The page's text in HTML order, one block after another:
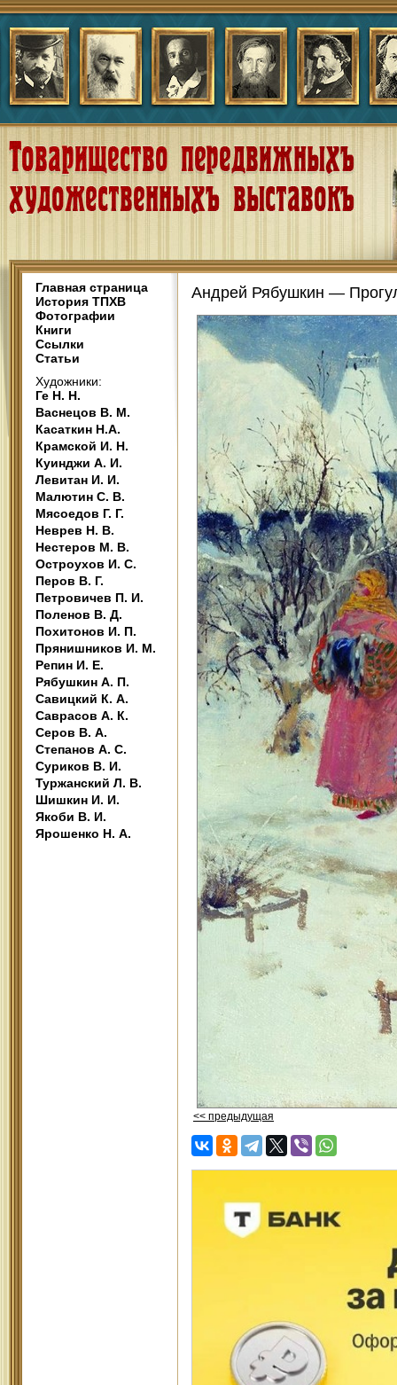
Главная страница
История ТПХВ
Фотографии
Книги
Ссылки
Статьи
Художники:
Ге Н. Н.
Васнецов В. М.
Касаткин Н.А.
Крамской И. Н.
Куинджи А. И.
Левитан И. И.
Малютин С. В.
Мясоедов Г. Г.
Неврев Н. В.
Нестеров М. В.
Остроухов И. С.
Перов В. Г.
Петровичев П. И.
Поленов В. Д.
Похитонов И. П.
Прянишников И. М.
Репин И. Е.
Рябушкин А. П.
Савицкий К. А.
Саврасов А. К.
Серов В. А.
Степанов А. С.
Суриков В. И.
Туржанский Л. В.
Шишкин И. И.
Якоби В. И.
Ярошенко Н. А.
Андрей Рябушкин —
<< предыдущая